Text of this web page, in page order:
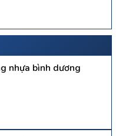
nhựa bình dương